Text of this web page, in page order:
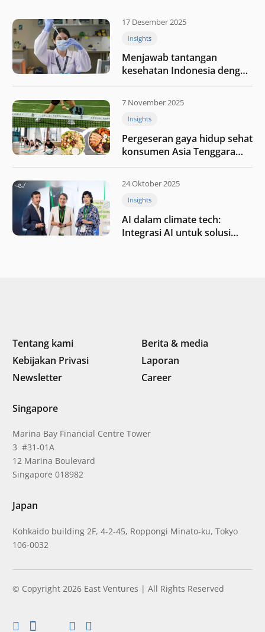
17 Desember 2025
Insights
Menjawab tantangan
kesehatan Indonesia dengan
berinvestasi di teknologi
kesehatan
7 November 2025
Insights
Pergeseran gaya hidup sehat
konsumen Asia Tenggara
pada tahun 2025
24 Oktober 2025
Insights
AI dalam climate tech:
Integrasi AI untuk solusi
Tentang kami
Berita & media
Kebijakan Privasi
Laporan
Newsletter
Career
Singapore
Marina Bay Financial Centre Tower
3 #31-01A
12 Marina Boulevard
Singapore 018982
Japan
Kohkaido building 2F, 4-2-45, Roppongi Minato-ku, Tokyo
106-0032
© Copyright 2026 East Ventures | All Rights Reserved